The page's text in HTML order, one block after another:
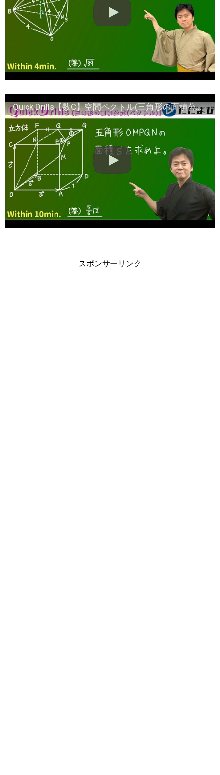
Quick Drills【数C】空間ベクトル(三角形の面積公式) 立方体を切断した断面の面積を求める問題です。断面は五角形ですが、どうやって求めると良いでしょうか。
スポンサーリンク